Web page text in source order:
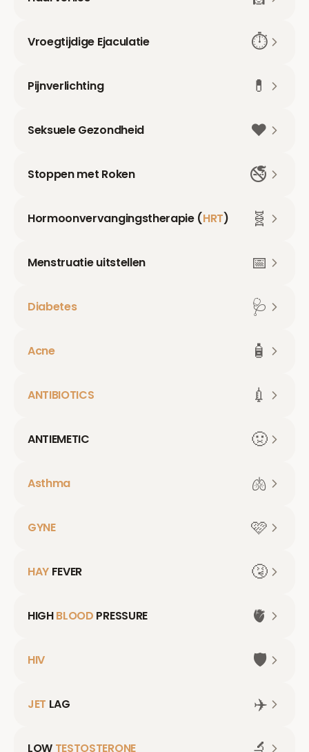
Vroegtijdige Ejaculatie ⏱️
Pijnverlichting 💊
Seksuele Gezondheid ❤️
Stoppen met Roken 🚭
Hormoonvervangingstherapie (HRT) 🧬
Menstruatie uitstellen 📅
Diabetes 🩺
Acne 🧴
ANTIBIOTICS 💉
ANTIEMETIC 🤢
Asthma 🫁
GYNE 🩷
HAY FEVER 🤧
HIGHBLOOD PRESSURE 🫀
HIV 🛡️
JET LAG ✈️
LOW TESTOSTERONE